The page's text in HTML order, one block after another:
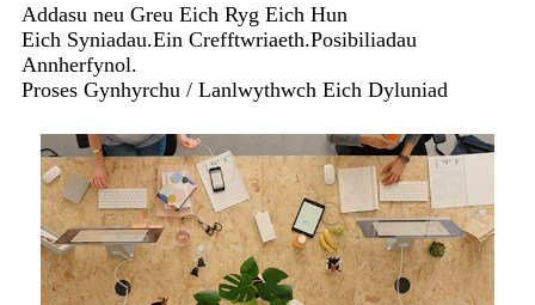
Addasu neu Greu Eich Ryg Eich Hun
Eich Syniadau.Ein Crefftwriaeth.Posibiliadau
Annherfynol.
Proses Gynhyrchu / Lanlwythwch Eich Dyluniad